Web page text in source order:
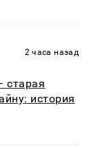
2 часа назад
старая
история